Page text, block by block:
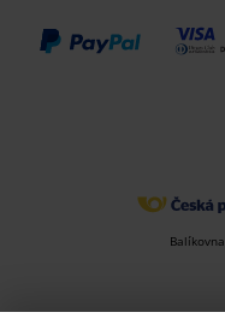
Balíkovna